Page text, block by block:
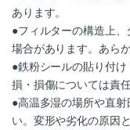
あります。
●フィルターの構造上
場合があります。あら
●鉄粉シールの貼り付
損・損傷については責
●高温多湿の場所や直
い。変形や劣化の原因と